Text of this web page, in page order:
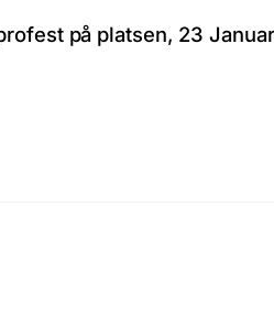
på platsen, 23